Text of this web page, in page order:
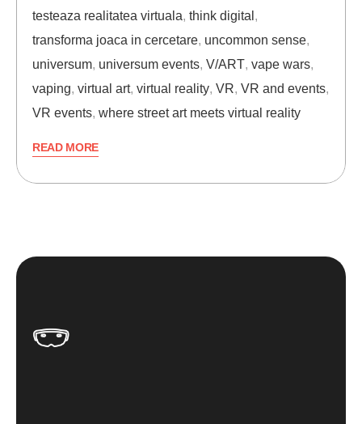
testeaza realitatea virtuala, think digital ,
transforma joaca in cercetare, uncommon sense,
universum, universum events, V/ART, vape wars,
vaping, virtual art, virtual reality, VR, VR and events,
VR events, where street art meets virtual reality
READ MORE